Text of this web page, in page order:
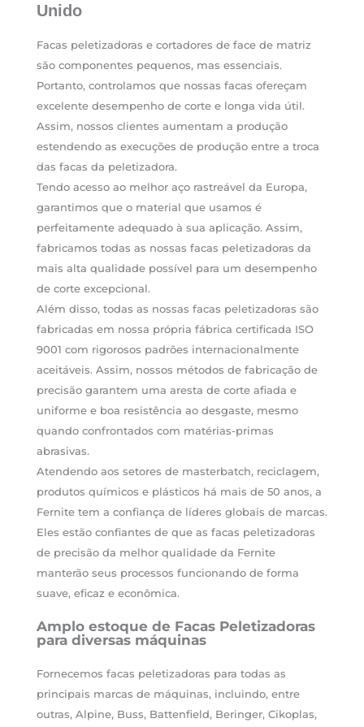
Unido
Facas peletizadoras e cortadores de face de matriz
são componentes pequenos, mas essenciais.
Portanto, controlamos que nossas facas ofereçam
excelente desempenho de corte e longa vida útil.
Assim, nossos clientes aumentam a produção
estendendo as execuções de produção entre a troca
das facas da peletizadora.
Tendo acesso ao melhor aço rastreável da Europa,
garantimos que o material que usamos é
perfeitamente adequado à sua aplicação. Assim,
fabricamos todas as nossas facas peletizadoras da
mais alta qualidade possível para um desempenho
de corte excepcional.
Além disso, todas as nossas facas peletizadoras são
fabricadas em nossa própria fábrica certificada ISO
9001 com rigorosos padrões internacionalmente
aceitáveis. Assim, nossos métodos de fabricação de
precisão garantem uma aresta de corte afiada e
uniforme e boa resistência ao desgaste, mesmo
quando confrontados com matérias-primas
abrasivas.
Atendendo aos setores de masterbatch, reciclagem,
produtos químicos e plásticos há mais de 50 anos, a
Fernite tem a confiança de líderes globais de marcas.
Eles estão confiantes de que as facas peletizadoras
de precisão da melhor qualidade da Fernite
manterão seus processos funcionando de forma
suave, eficaz e econômica.
Amplo estoque de Facas Peletizadoras
para diversas máquinas
Fornecemos facas peletizadoras para todas as
principais marcas de máquinas, incluindo, entre
outras, Alpine, Buss, Battenfield, Beringer, Cikoplas,